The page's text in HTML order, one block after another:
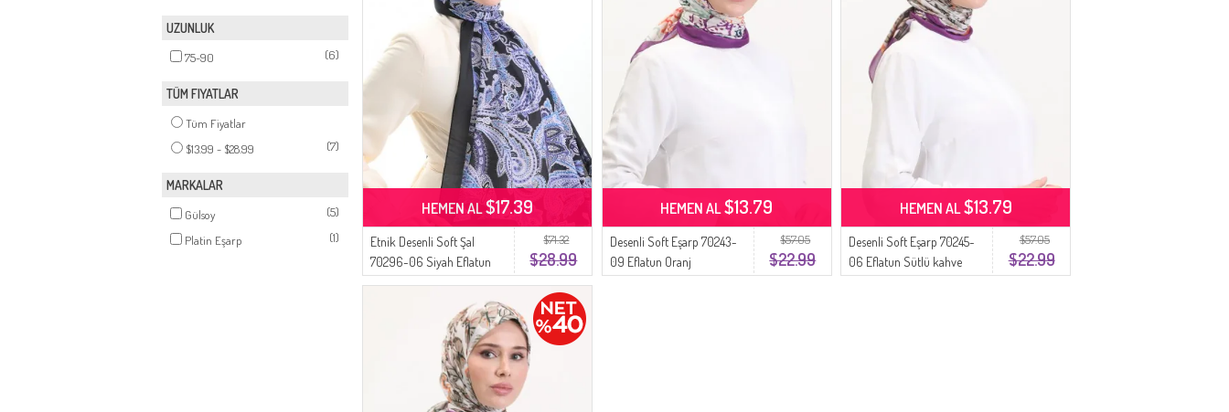
UZUNLUK
75-90 (6)
TÜM FIYATLAR
Tüm Fiyatlar
$13.99 - $28.99
(7)
MARKALAR
Gülsoy
(5)
Platin Eşarp
(1) $71.32
$28.99
Etnik Desenli Soft Şal
70296-06 Siyah Eflatun
HEMEN AL$17.39
$57.05
$22.99
Desenli Soft Eşarp 70243-
09 Eflatun Oranj
HEMEN AL$13.79
$57.05
$22.99
Desenli Soft Eşarp 70245-
06 Eflatun Sütlü kahve
HEMEN AL$13.79